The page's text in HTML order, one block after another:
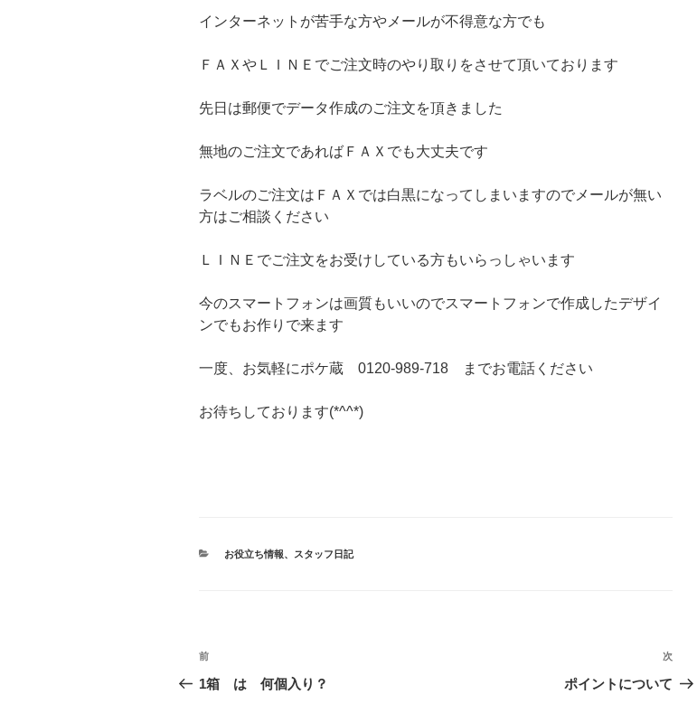
インターネットが苦手な方やメールが不得意な方でも
ＦＡＸやＬＩＮＥでご注文時のやり取りをさせて頂いております
先日は郵便でデータ作成のご注文を頂きました
無地のご注文であればＦＡＸでも大丈夫です
ラベルのご注文はＦＡＸでは白黒になってしまいますのでメールが無い
方はご相談ください
ＬＩＮＥでご注文をお受けしている方もいらっしゃいます
今のスマートフォンは画質もいいのでスマートフォンで作成したデザイ
ンでもお作りで来ます
一度、お気軽にポケ蔵 0120-989-718 までお電話ください
お待ちしております(*^^*)
カ
お役立ち情報、 スタッフ日記
投
稿
前
の
前
1箱 は 何個入り？
の
次
ポイントについて